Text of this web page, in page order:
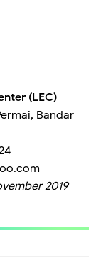
(LEC)
Bandar
2019